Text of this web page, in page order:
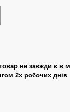
не завжди є в
2х робочих днів